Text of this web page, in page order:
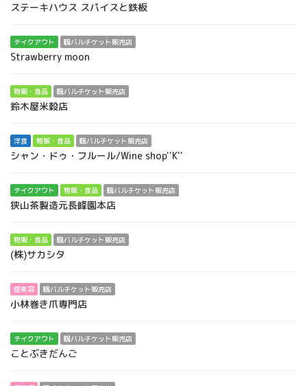
ステーキハウス スパイスと鉄板
テイクアウト 鶴バルチケット販売店
Strawberry moon
物販・食品 鶴バルチケット販売店
鈴木屋米穀店
洋食 物販・食品 鶴バルチケット販売店
シャン・ドゥ・フルール/Wine shop''K''
テイクアウト 物販・食品 鶴バルチケット販売店
狭山茶製造元長峰園本店
物販・食品 鶴バルチケット販売店
(株)サカシタ
理美容 鶴バルチケット販売店
小林巻き爪専門店
テイクアウト 鶴バルチケット販売店
ことぶきだんご